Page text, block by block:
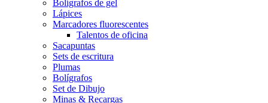
Bolígrafos de gel
Lápices
Marcadores fluorescentes
Talentos de oficina
Sacapuntas
Sets de escritura
Plumas
Bolígrafos
Set de Dibujo
Minas & Recargas